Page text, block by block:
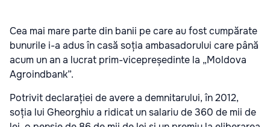
Cea mai mare parte din banii pe care au fost cumpărate
bunurile i-a adus în casă soția ambasadorului care până
acum un an a lucrat prim-vicepreședinte la „Moldova
Agroindbank”.
Potrivit declarației de avere a demnitarului, în 2012,
soția lui Gheorghiu a ridicat un salariu de 360 de mii de